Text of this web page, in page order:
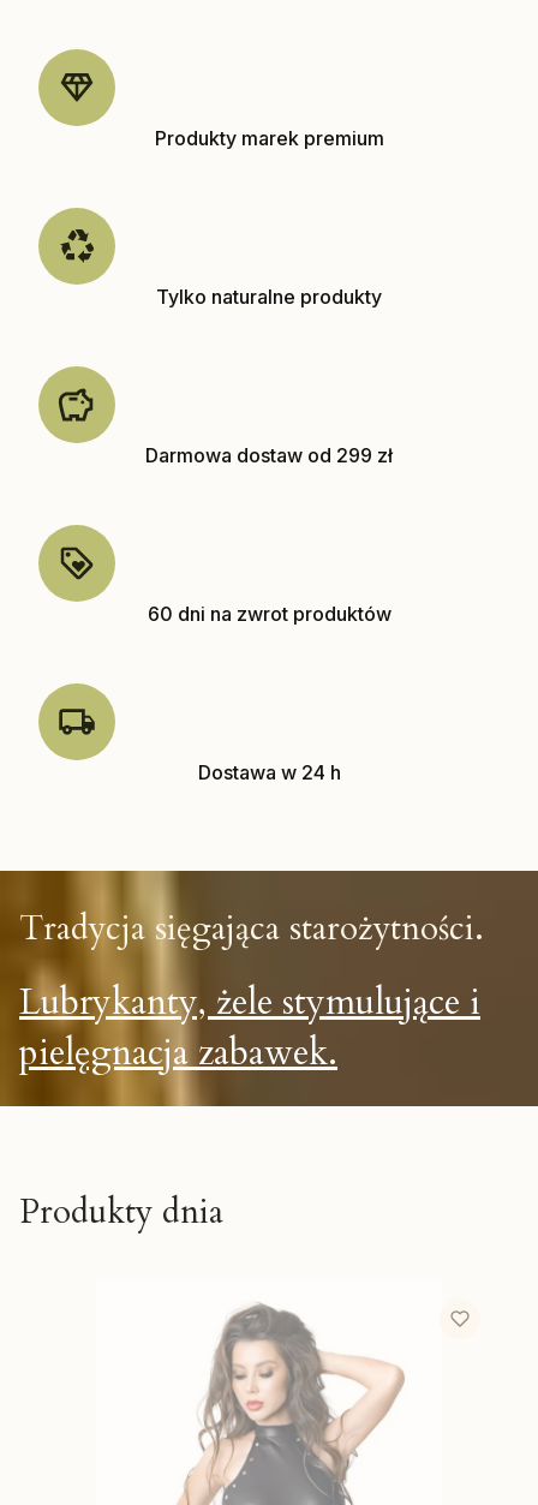
Produkty marek premium
Tylko naturalne produkty
Darmowa dostaw od 299 zł
60 dni na zwrot produktów
Dostawa w 24 h
Tradycja sięgająca starożytności.
Lubrykanty, żele stymulujące i
pielęgnacja zabawek.
Produkty dnia